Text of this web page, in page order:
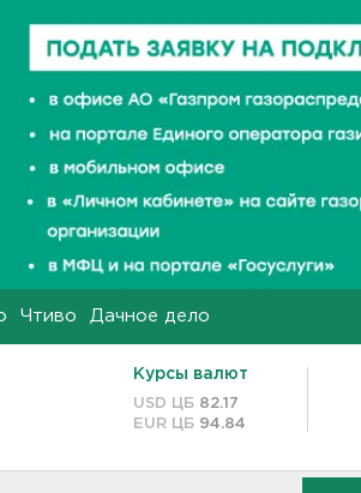
Чтиво Дачное дело
Курсы валют
USD ЦБ 82.17
EUR ЦБ 94.84